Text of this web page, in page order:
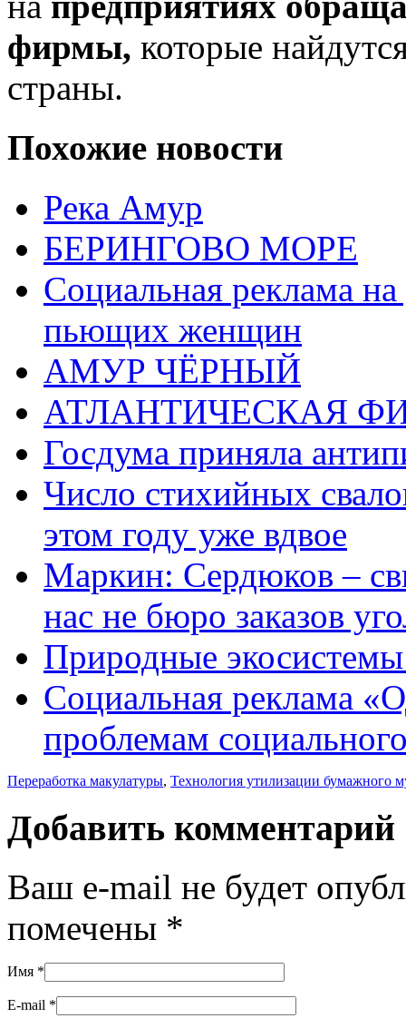
фирмы, которые
страны.
Похожие новости
Река Амур
БЕРИНГОВО МОРЕ
Социальная реклама
пьющих женщин
АМУР ЧЁРНЫЙ
АТЛАНТИЧЕСКАЯ
Госдума приняла
Число стихийных
этом году уже вдвое
Маркин: Сердюков –
нас не бюро заказов
Природные
Социальная реклама
проблемам
Переработка макулатуры, Технология утилизации бумажного
Добавить комментарий
Ваш e-mail не будет
помечены *
Имя *
E-mail *